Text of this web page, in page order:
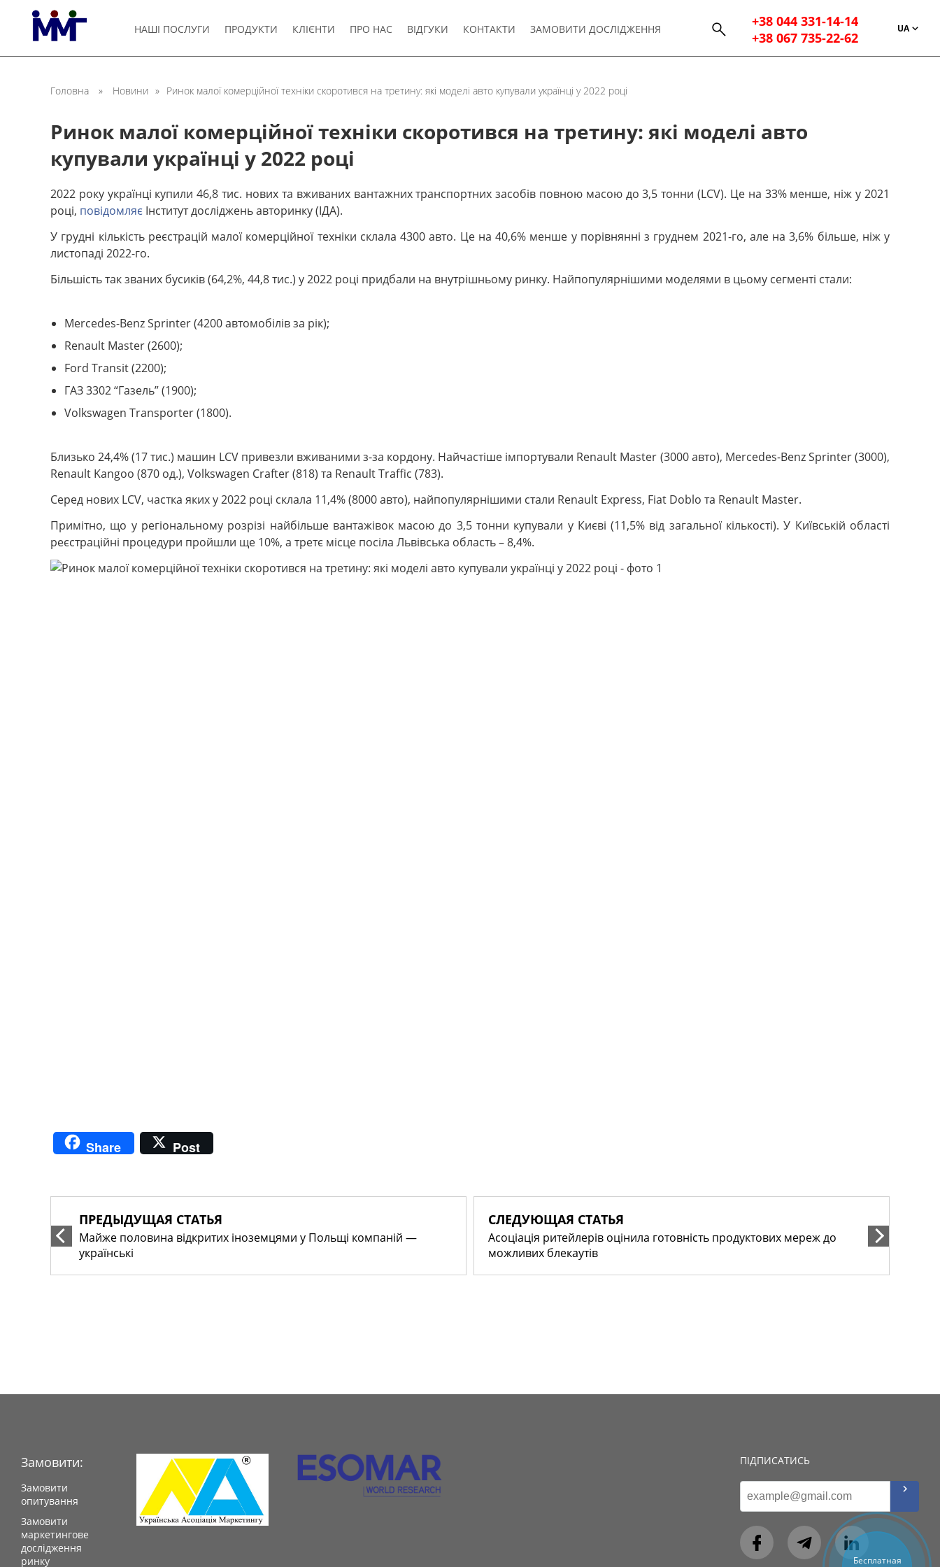
Бесплатная
НАШІ ПОСЛУГИ ПРОДУКТИ КЛІЄНТИ ПРО НАС ВІДГУКИ КОНТАКТИ ЗАМОВИТИ ДОСЛІДЖЕННЯ
+38 044 331-14-14
+38 067 735-22-62
UA
Головна » Новини » Ринок малої комерційної техніки скоротився на третину: які моделі авто купували українці у 2022 році
Ринок малої комерційної техніки скоротився на третину: які моделі авто
купували українці у 2022 році
2022 року українці купили 46,8 тис. нових та вживаних вантажних транспортних засобів повною масою до 3,5 тонни (LCV). Це на 33% менше, ніж у 2021
році, повідомляє Інститут досліджень авторинку (ІДА).
У грудні кількість реєстрацій малої комерційної техніки склала 4300 авто. Це на 40,6% менше у порівнянні з груднем 2021-го, але на 3,6% більше, ніж у
листопаді 2022-го.
Більшість так званих бусиків (64,2%, 44,8 тис.) у 2022 році придбали на внутрішньому ринку. Найпопулярнішими моделями в цьому сегменті стали:
Mercedes-Benz Sprinter (4200 автомобілів за рік);
Renault Master (2600);
Ford Transit (2200);
ГАЗ 3302 “Газель” (1900);
Volkswagen Transporter (1800).
Близько 24,4% (17 тис.) машин LCV привезли вживаними з-за кордону. Найчастіше імпортували Renault Master (3000 авто), Mercedes-Benz Sprinter (3000),
Renault Kangoo (870 од.), Volkswagen Crafter (818) та Renault Traffic (783).
Серед нових LCV, частка яких у 2022 році склала 11,4% (8000 авто), найпопулярнішими стали Renault Express, Fiat Doblo та Renault Master.
Примітно, що у регіональному розрізі найбільше вантажівок масою до 3,5 тонни купували у Києві (11,5% від загальної кількості). У Київській області
реєстраційні процедури пройшли ще 10%, а третє місце посіла Львівська область – 8,4%.
Share Post
ПРЕДЫДУЩАЯ СТАТЬЯ
Майже половина відкритих іноземцями у Польщі компаній —
українські
СЛЕДУЮЩАЯ СТАТЬЯ
Асоціація ритейлерів оцінила готовність продуктових мереж до
можливих блекаутів
Замовити:
Замовити
опитування
Замовити
маркетингове
дослідження
ринку
ПІДПИСАТИСЬ